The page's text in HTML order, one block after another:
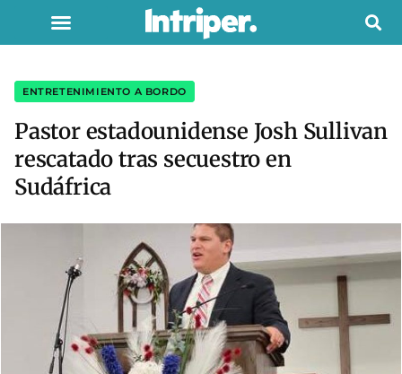
ENTRETENIMIENTO A BORDO
Pastor estadounidense Josh Sullivan
rescatado tras secuestro en
Sudáfrica